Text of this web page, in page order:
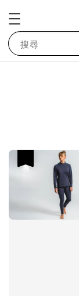
搜尋